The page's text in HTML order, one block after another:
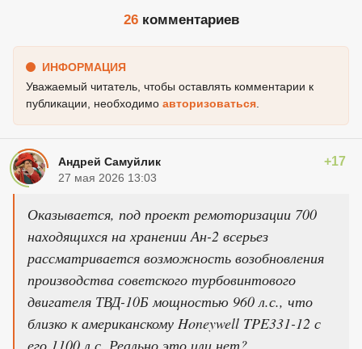
26комментариев
ИНФОРМАЦИЯ
Уважаемый читатель, чтобы оставлять комментарии к
публикации, необходимо авторизоваться
Андрей Самуйлик +17
27 мая 2026 13:03
Оказывается, под проект ремоторизации 700
находящихся на хранении Ан-2 всерьез
рассматривается возможность возобновления
производства советского турбовинтового
двигателя ТВД-10Б мощностью 960 л.с., что
близко к американскому Honeywell TPE331-12 с
его 1100 л.с. Реально это или нет?